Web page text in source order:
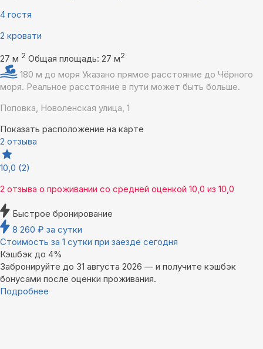
4 гостя
2 кровати
27 м 2 Общая площадь: 27 м2
180 м до моря Указано прямое расстояние до Чёрного
моря. Реальное расстояние в пути может быть больше.
Поповка, Новоленская улица, 1
Показать расположение на карте
2 отзыва
10,0 (2)
2 отзыва о проживании со средней оценкой 10,0 из 10,0
Быстрое бронирование
8 260 ₽ за сутки
Стоимость за 1 сутки при заезде сегодня
Кэшбэк до 4%
Забронируйте до 31 августа 2026 — и получите кэшбэк
бонусами после оценки проживания.
Подробнее